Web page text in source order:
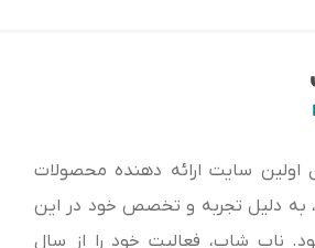
اولین سایت ارائه‌ دهنده محصولات
به دلیل تجربه و تخصص خود در این
ناپ شاپ، فعالیت خود را از سال